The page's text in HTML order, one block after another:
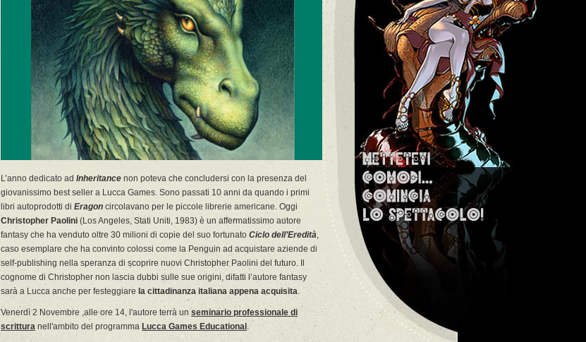
L’anno dedicato ad Inheritance non poteva che concludersi con la presenza del
giovanissimo best seller a Lucca Games. Sono passati 10 anni da quando i primi
libri autoprodotti di Eragon circolavano per le piccole librerie americane. Oggi
Christopher Paolini (Los Angeles, Stati Uniti, 1983) è un affermatissimo autore
fantasy che ha venduto oltre 30 milioni di copie del suo fortunato Ciclo dell’Eredità,
caso esemplare che ha convinto colossi come la Penguin ad acquistare aziende di
self-publishing nella speranza di scoprire nuovi Christopher Paolini del futuro. Il
cognome di Christopher non lascia dubbi sulle sue origini, difatti l’autore fantasy
sarà a Lucca anche per festeggiare la cittadinanza italiana appena acquisita.
Venerdì 2 Novembre ,alle ore 14, l'autore terrà un seminario professionale di
scrittura nell'ambito del programma Lucca Games Educational .